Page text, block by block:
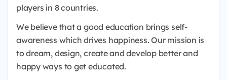
players in 8 countries.
We believe that a good education brings self-
awareness which drives happiness. Our mission is
to dream, design, create and develop better and
happy ways to get educated.